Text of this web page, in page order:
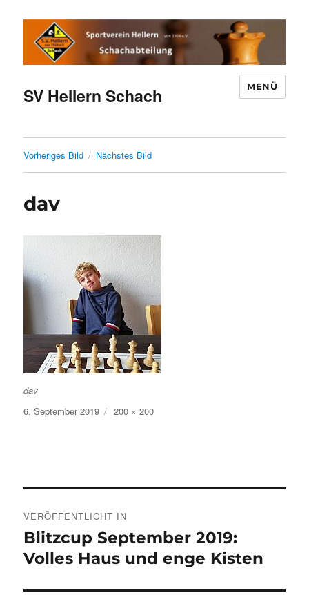
SV Hellern Schach MENÜ
Vorheriges Bild Nächstes Bild
dav
dav
Veröffentlicht
am
6. September 2019 Volle
Größe
200 × 200
VERÖFFENTLICHT IN
Blitzcup September 2019:
Volles Haus und enge Kisten